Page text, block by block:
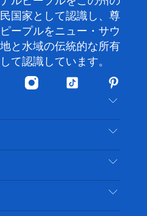
国家として認識し、尊
ープルをニュー・サウ
と水域の伝統的な所有
て認識しています。
イ
ス
グ
ム
テ
ッ
ト
ク
ピ
ン
タ
レ
ス
ト